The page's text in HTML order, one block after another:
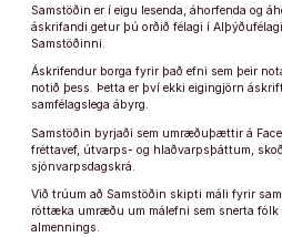
Samstöðin er í eigu lesenda, áhorfenda og
áskrifandi getur þú orðið félagi í
Samstöðinni.
Áskrifendur borga fyrir það efni sem þeir
notið þess. Þetta er því ekki eigingjörn
samfélagslega ábyrg.
Samstöðin byrjaði sem umræðuþættir á
fréttavef, útvarps- og hlaðvarpsþáttum,
sjónvarpsdagskrá.
Við trúum að Samstöðin skipti máli fyrir
róttæka umræðu um málefni sem snerta
almennings.